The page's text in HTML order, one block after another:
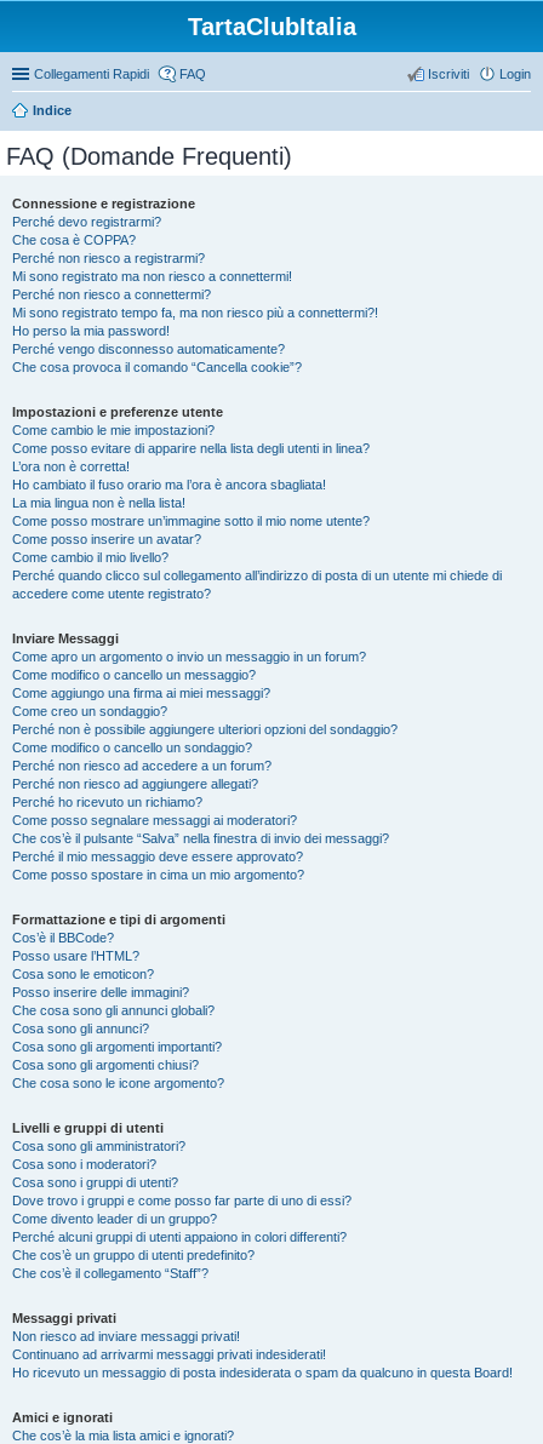
TartaClubItalia
Collegamenti Rapidi FAQ Login
Iscriviti
Indice
FAQ (Domande Frequenti)
Connessione e registrazione
Perché devo registrarmi?
Che cosa è COPPA?
Perché non riesco a registrarmi?
Mi sono registrato ma non riesco a connettermi!
Perché non riesco a connettermi?
Mi sono registrato tempo fa, ma non riesco più a connettermi?!
Ho perso la mia password!
Perché vengo disconnesso automaticamente?
Che cosa provoca il comando “Cancella cookie”?
Impostazioni e preferenze utente
Come cambio le mie impostazioni?
Come posso evitare di apparire nella lista degli utenti in linea?
L’ora non è corretta!
Ho cambiato il fuso orario ma l’ora è ancora sbagliata!
La mia lingua non è nella lista!
Come posso mostrare un’immagine sotto il mio nome utente?
Come posso inserire un avatar?
Come cambio il mio livello?
Perché quando clicco sul collegamento all’indirizzo di posta di un utente mi chiede di
accedere come utente registrato?
Inviare Messaggi
Come apro un argomento o invio un messaggio in un forum?
Come modifico o cancello un messaggio?
Come aggiungo una firma ai miei messaggi?
Come creo un sondaggio?
Perché non è possibile aggiungere ulteriori opzioni del sondaggio?
Come modifico o cancello un sondaggio?
Perché non riesco ad accedere a un forum?
Perché non riesco ad aggiungere allegati?
Perché ho ricevuto un richiamo?
Come posso segnalare messaggi ai moderatori?
Che cos’è il pulsante “Salva” nella finestra di invio dei messaggi?
Perché il mio messaggio deve essere approvato?
Come posso spostare in cima un mio argomento?
Formattazione e tipi di argomenti
Cos’è il BBCode?
Posso usare l’HTML?
Cosa sono le emoticon?
Posso inserire delle immagini?
Che cosa sono gli annunci globali?
Cosa sono gli annunci?
Cosa sono gli argomenti importanti?
Cosa sono gli argomenti chiusi?
Che cosa sono le icone argomento?
Livelli e gruppi di utenti
Cosa sono gli amministratori?
Cosa sono i moderatori?
Cosa sono i gruppi di utenti?
Dove trovo i gruppi e come posso far parte di uno di essi?
Come divento leader di un gruppo?
Perché alcuni gruppi di utenti appaiono in colori differenti?
Che cos’è un gruppo di utenti predefinito?
Che cos’è il collegamento “Staff”?
Messaggi privati
Non riesco ad inviare messaggi privati!
Continuano ad arrivarmi messaggi privati indesiderati!
Ho ricevuto un messaggio di posta indesiderata o spam da qualcuno in questa Board!
Amici e ignorati
Che cos’è la mia lista amici e ignorati?